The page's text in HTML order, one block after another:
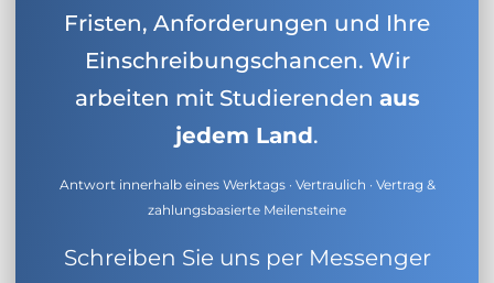
Fristen, Anforderungen und Ihre
Einschreibungschancen. Wir
arbeiten mit Studierenden aus
jedem Land.
Antwort innerhalb eines Werktags · Vertraulich · Vertrag &
zahlungsbasierte Meilensteine
Schreiben Sie uns per Messenger